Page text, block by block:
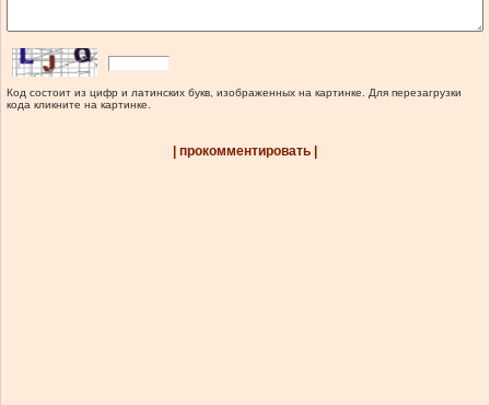
Код состоит из цифр и латинских букв, изображенных на картинке. Для перезагрузки
кода кликните на картинке.
| прокомментировать |